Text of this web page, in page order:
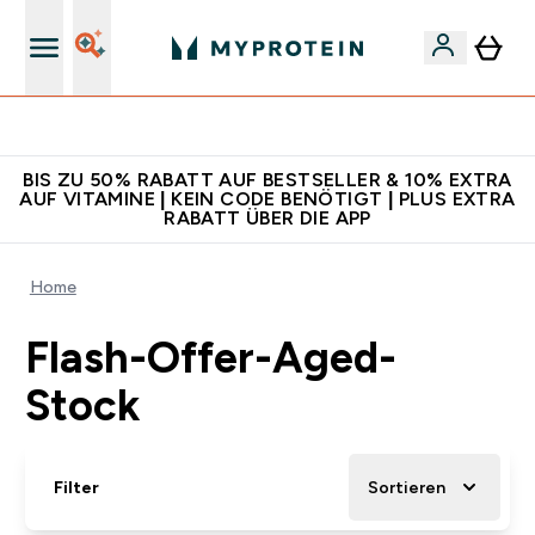
BIS ZU 50% RABATT AUF BESTSELLER & 10% EXTRA
AUF VITAMINE | KEIN CODE BENÖTIGT | PLUS EXTRA
RABATT ÜBER DIE APP
Home
Flash-Offer-Aged-
Stock
Filter Sortieren